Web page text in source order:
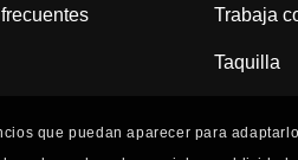
Trabaja
Taquilla
que puedan aparecer para